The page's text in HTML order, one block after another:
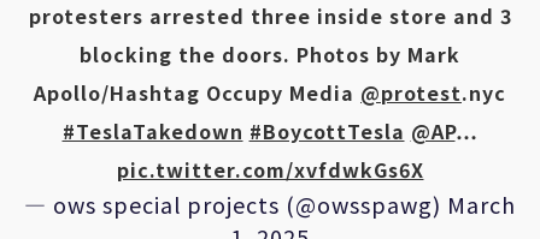
protesters arrested three inside store and 3
blocking the doors. Photos by Mark
Apollo/Hashtag Occupy Media @protest.nyc
#TeslaTakedown #BoycottTesla @AP…
pic.twitter.com/xvfdwkGs6X
— ows special projects (@owsspawg) March